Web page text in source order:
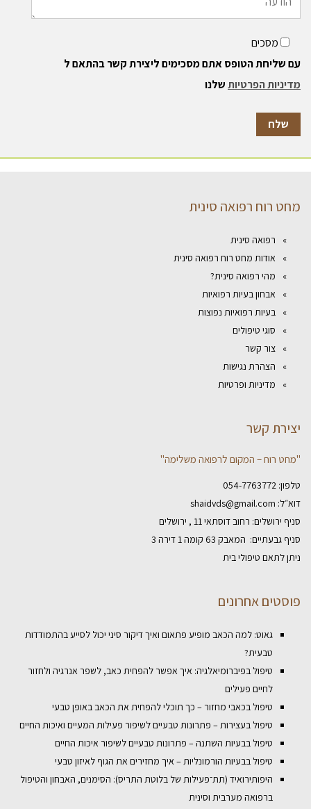
מסכים
עם שליחת הטופס אתם מסכימים ליצירת קשר בהתאם ל
מדיניות הפרטיותשלנו
מחט רוח רפואה סינית
רפואה סינית
אודות מחט רוח רפואה סינית
מהי רפואה סינית?
אבחון בעיות רפואיות
בעיות רפואיות נפוצות
סוגי טיפולים
צור קשר
הצהרת נגישות
מדיניות ופרטיות
יצירת קשר
"מחט רוח – המקום לרפואה משלימה"
טלפון: 054-7763772
דוא״ל: shaidvds@gmail.com
סניף ירושלים: רחוב דוסתאי 11 , ירושלים
סניף גבעתיים: המאבק 63 קומה 1 דירה 3
ניתן לתאם טיפולי בית
פוסטים אחרונים
גאוט: למה הכאב מופיע פתאום ואיך דיקור סיני יכול לסייע בהתמודדות
טבעית?
טיפול בפיברומיאלגיה: איך אפשר להפחית כאב, לשפר אנרגיה ולחזור
לחיים פעילים
טיפול בכאבי מחזור – כך תוכלי להפחית את הכאב באופן טבעי
טיפול בעצירות – פתרונות טבעיים לשיפור פעילות המעיים ואיכות החיים
טיפול בבעיות השתנה – פתרונות טבעיים לשיפור איכות החיים
טיפול בבעיות הורמונליות – איך מחזירים את הגוף לאיזון טבעי
היפותירואיד (תת־פעילות של בלוטת התריס): הסימנים, האבחון והטיפול
ברפואה מערבית וסינית